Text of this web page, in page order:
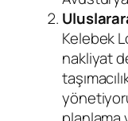
Kelebek
nakliyat